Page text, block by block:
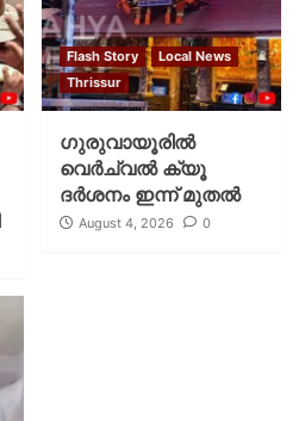
Flash Story
Local News
Thrissur
ഗുരുവായൂരില്‍
വെര്‍ച്വല്‍ ക്യൂ
ദര്‍ശനം ഇന്ന് മുതല്‍
August 4, 2026 0